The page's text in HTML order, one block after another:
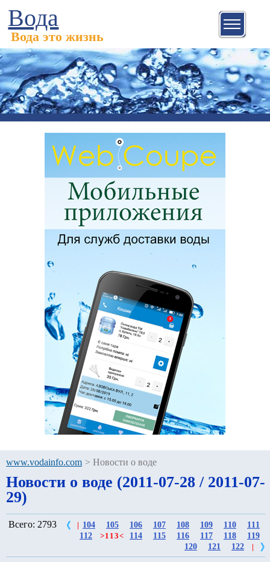
Вода
Вода это жизнь
www.vodainfo.com > Новости о воде
Новости о воде (2011-07-28 / 2011-07-
29)
Всего: 2793 104 105 106 107 108 109 110
111
112
>113< 114 115 116 117 118
119
120
121 122